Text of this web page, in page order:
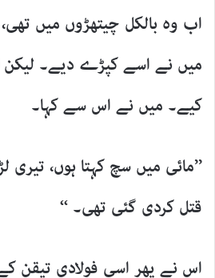
اب وہ بالکل چیتھڑوں میں
میں نے اسے کپڑے دیے۔ لیکن
کیے۔ میں نے اس سے کہا۔
’’مائی میں سچ کہتا ہوں، تیری
قتل کردی گئی تھی۔ ‘‘
اس نے پھر اسی فولادی تیقن